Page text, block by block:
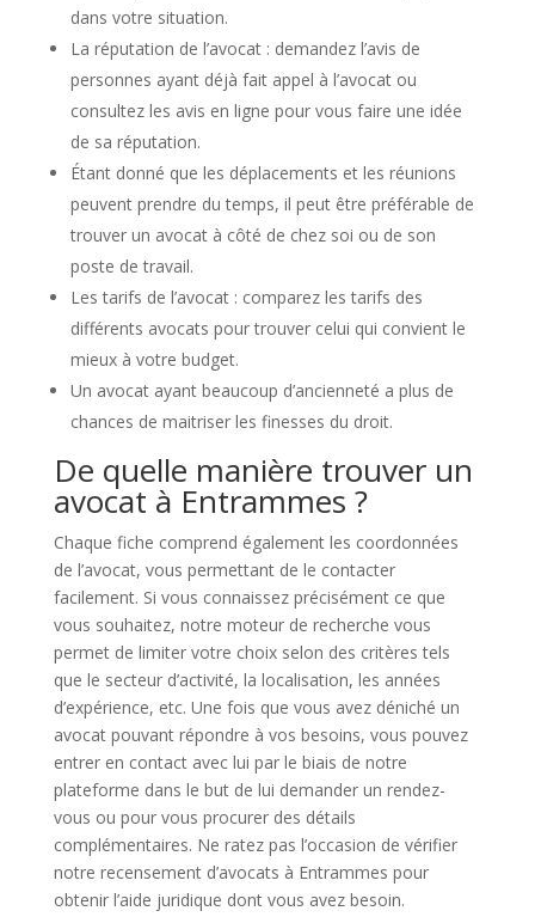
dans votre situation.
La réputation de l’avocat : demandez l’avis de
personnes ayant déjà fait appel à l’avocat ou
consultez les avis en ligne pour vous faire une idée
de sa réputation.
Étant donné que les déplacements et les réunions
peuvent prendre du temps, il peut être préférable de
trouver un avocat à côté de chez soi ou de son
poste de travail.
Les tarifs de l’avocat : comparez les tarifs des
différents avocats pour trouver celui qui convient le
mieux à votre budget.
Un avocat ayant beaucoup d’ancienneté a plus de
chances de maitriser les finesses du droit.
De quelle manière trouver un
avocat à Entrammes ?
Chaque fiche comprend également les coordonnées
de l’avocat, vous permettant de le contacter
facilement. Si vous connaissez précisément ce que
vous souhaitez, notre moteur de recherche vous
permet de limiter votre choix selon des critères tels
que le secteur d’activité, la localisation, les années
d’expérience, etc. Une fois que vous avez déniché un
avocat pouvant répondre à vos besoins, vous pouvez
entrer en contact avec lui par le biais de notre
plateforme dans le but de lui demander un rendez-
vous ou pour vous procurer des détails
complémentaires. Ne ratez pas l’occasion de vérifier
notre recensement d’avocats à Entrammes pour
obtenir l’aide juridique dont vous avez besoin.